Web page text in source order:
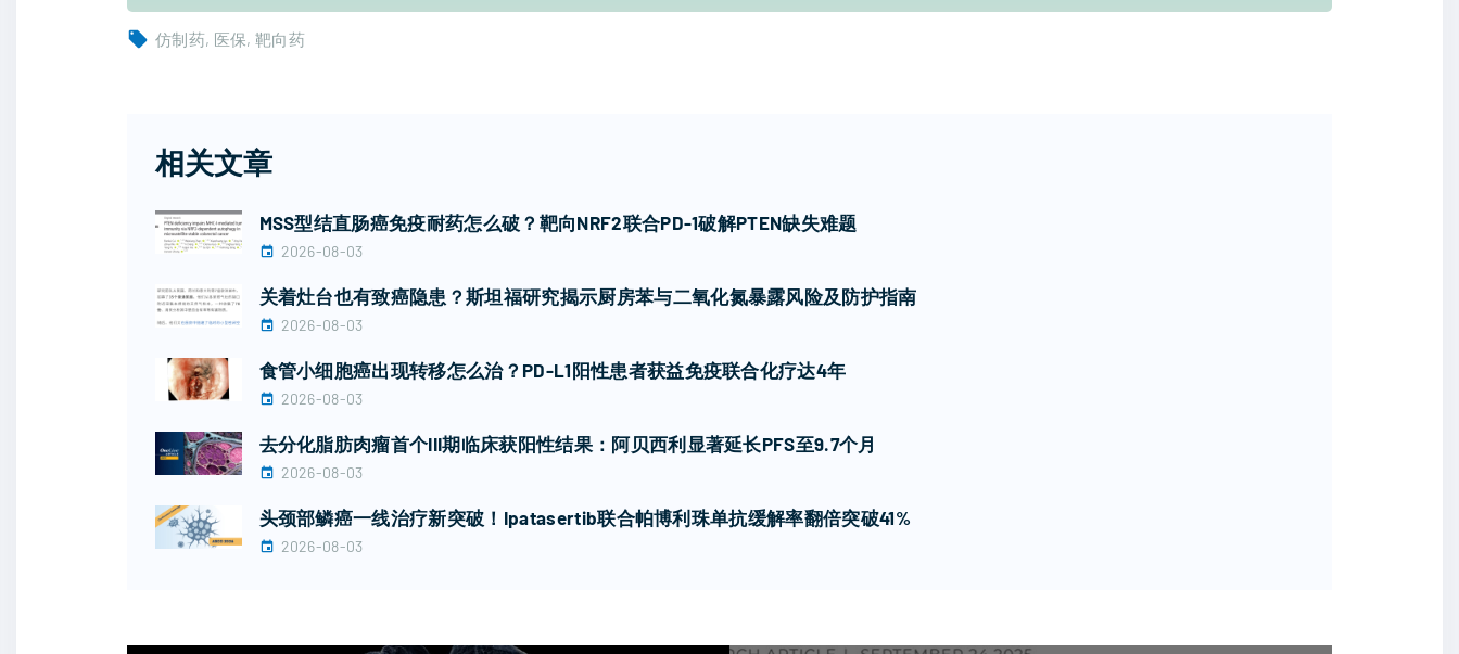
仿制药 医保 靶向药
相关文章
MSS型结直肠癌免疫耐药怎么破？靶向NRF2联合PD-1破解PTEN缺失难题
2026-08-03
关着灶台也有致癌隐患？斯坦福研究揭示厨房苯与二氧化氮暴露风险及防护指南
2026-08-03
食管小细胞癌出现转移怎么治？PD-L1阳性患者获益免疫联合化疗达4年
2026-08-03
去分化脂肪肉瘤首个III期临床获阳性结果：阿贝西利显著延长PFS至9.7个月
2026-08-03
头颈部鳞癌一线治疗新突破！Ipatasertib联合帕博利珠单抗缓解率翻倍突破41%
2026-08-03